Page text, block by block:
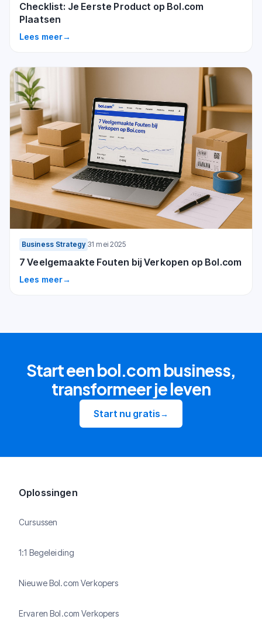
Checklist: Je Eerste Product op Bol.com
Plaatsen
Lees meer→
Business Strategy 31 mei 2025
7 Veelgemaakte Fouten bij Verkopen op Bol.com
Lees meer→
Start een bol.com business,
transformeer je leven
Start nu gratis→
Oplossingen
Cursussen
1:1 Begeleiding
Nieuwe Bol.com Verkopers
Ervaren Bol.com Verkopers